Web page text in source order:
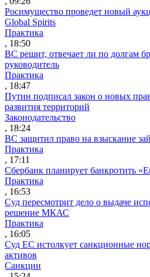
Росимущество проведет новый
Global Spirits
Практика
, 18:50
ВС решит, отвечает ли по долгам
руководитель
Практика
, 18:47
Путин подписал закон о новых
развития территорий
Законодательство
, 18:24
ВС защитил право на взыскание
Практика
, 17:11
Сбербанк планирует банкротить
Практика
, 16:53
Суд пересмотрит дело о выдаче
решение МКАС
Практика
, 16:05
Суд ЕС истолкует санкционные
активов
Санкции